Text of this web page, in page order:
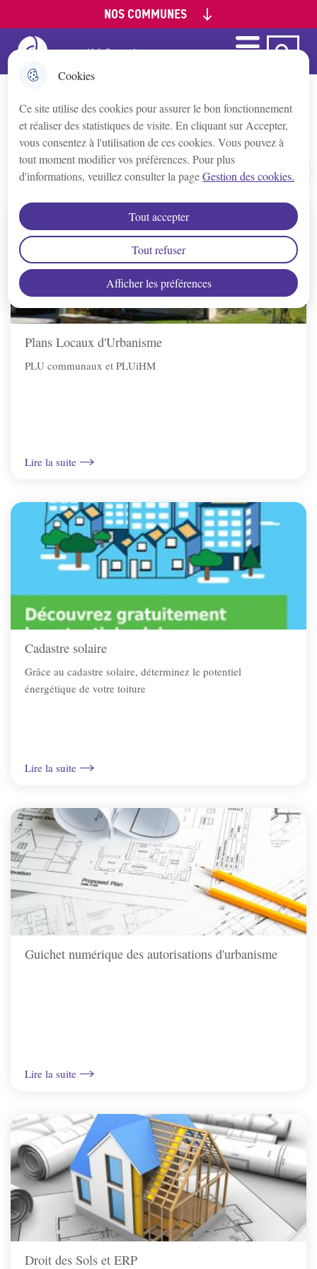
Cookies
Ce site utilise des cookies pour assurer le bon fonctionnement
et réaliser des statistiques de visite. En cliquant sur Accepter,
vous consentez à l'utilisation de ces cookies. Vous pouvez à
tout moment modifier vos préférences. Pour plus
d'informations, veuillez consulter la pageGestion des cookies.
Afficher les préférences
Tout accepter
Tout refuser
au
menu
Aller à la
Aller au
contenu
plan du site
NOS COMMUNES
Appoigny
Augy
Auxerre
Bleigny-le-Carreau
Champs/Yonne
Chevannes
Coulanges-la-Vineuse
Escamps
Escolives-Ste-Camille
Gy-l'Évêque
Irancy
Lindry
Monéteau
Montigny-la-resle
Perrigny
Quenne
Villefargeau
Villeneuve-St-Salves
Vincelles
Menu
Urbanisme
Accueil
Plans Locaux d'Urbanisme
PLU communaux et PLUiHM
Lire la suite
Cadastre solaire
Grâce au cadastre solaire, déterminez le potentiel
énergétique de votre toiture
Lire la suite
Guichet numérique des autorisations d'urbanisme
Lire la suite
Droit des Sols et ERP